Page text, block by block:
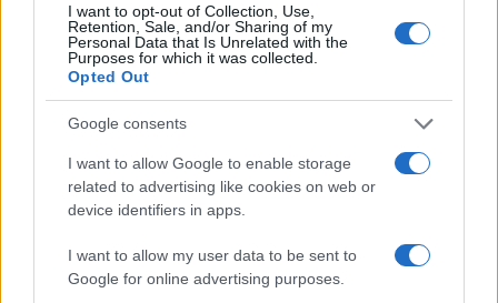
I want to opt-out of Collection, Use,
Retention, Sale, and/or Sharing of my
Personal Data that Is Unrelated with the
Purposes for which it was collected.
Opted Out
Google consents
I want to allow Google to enable storage
related to advertising like cookies on web or
device identifiers in apps.
I want to allow my user data to be sent to
Google for online advertising purposes.
φάρμακα, στοχοποιώντας τον υπουργό Υγείας,
Άδωνι Γεωργιάδη, και πρόσφατα και προς τον
υπουργό Οικονομικών Κωστή Χατζηδάκη για
κερδοσκοπία στις τράπεζες.